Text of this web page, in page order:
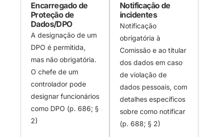
Encarregado de
Proteção de
Dados/DPO
A designação de um
DPO é permitida,
mas não obrigatória.
O chefe de um
controlador pode
designar funcionários
como DPO (p. 686; §
2)
Notificação de
incidentes
Notificação
obrigatória à
Comissão e ao titular
dos dados em caso
de violação de
dados pessoais, com
detalhes específicos
sobre como notificar
(p. 688; § 2)